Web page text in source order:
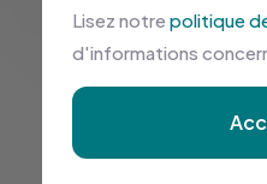
Lisez notre politique
d'informations